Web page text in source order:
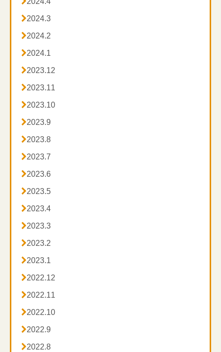
Twitter
**************
訪問マッサージ・鍼灸対応エリア
川崎市麻生区、多摩区、宮前区、高津区の全域、
東京都狛江市、稲城市と町田市の一部
無料体験マッサージを
の方は下記まで！！
インスタグラム
→ https://www.instagram.com/heart_smile_massage/
Twitter
2024.3
2024.2
2024.1
2023.12
2023.11
2023.10
2023.9
2023.8
2023.7
2023.6
2023.5
2023.4
2023.3
2023.2
2023.1
2022.12
2022.11
2022.10
2022.9
2022.8